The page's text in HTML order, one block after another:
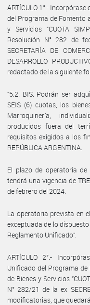
ARTÍCULO 1°.-
del Programa de Fomento
y Servicios “CUOTA
Resolución N° 282 de
SECRETARÍA DE
DESARROLLO
redactado de la siguiente
“5.2. BIS. Podrán ser
SEIS (6) cuotas, los
Marroquinería,
producidos fuera del
requisitos exigidos a los
REPÚBLICA ARGENTINA.
El plazo de operatoria
tendrá una vigencia de
de febrero del 2024.
La operatoria prevista en
exceptuada de lo
Reglamento Unificado”.
ARTÍCULO 2°.-
Unificado del Programa
de Bienes y Servicios
N° 282/21 de la ex
modificatorias, que